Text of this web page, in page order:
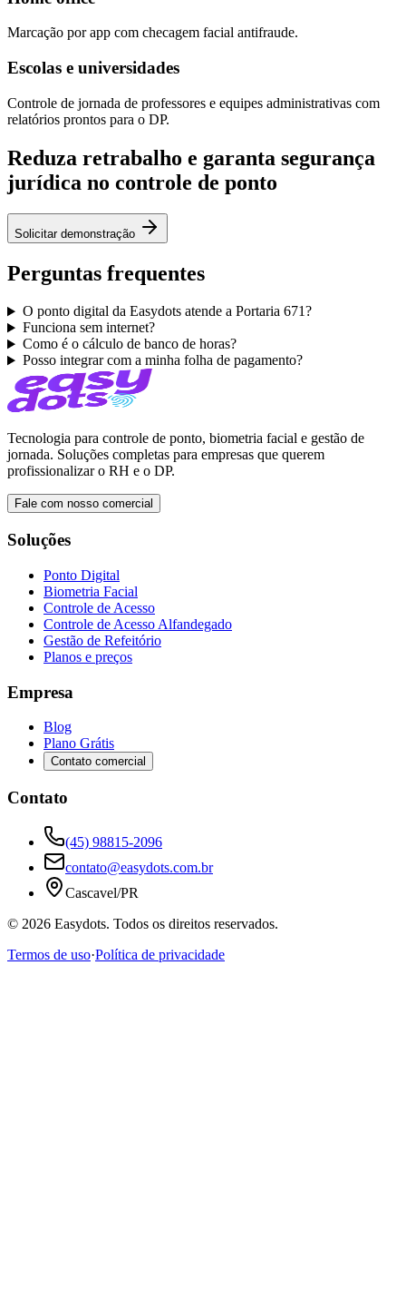
Marcação por app com checagem facial antifraude.
Escolas e universidades
Controle de jornada de professores e equipes administrativas com
relatórios prontos para o DP.
Reduza retrabalho e garanta segurança
jurídica no controle de ponto
Solicitar demonstração
Perguntas frequentes
O ponto digital da Easydots atende a Portaria 671?
Funciona sem internet?
Como é o cálculo de banco de horas?
Posso integrar com a minha folha de pagamento?
Tecnologia para controle de ponto, biometria facial e gestão de
jornada. Soluções completas para empresas que querem
profissionalizar o RH e o DP.
Fale com nosso comercial
Soluções
Ponto Digital
Biometria Facial
Controle de Acesso
Controle de Acesso Alfandegado
Gestão de Refeitório
Planos e preços
Empresa
Blog
Plano Grátis
Contato comercial
Contato
(45) 98815-2096
contato@easydots.com.br
Cascavel/PR
© 2026 Easydots. Todos os direitos reservados.
Termos de uso·Política de privacidade